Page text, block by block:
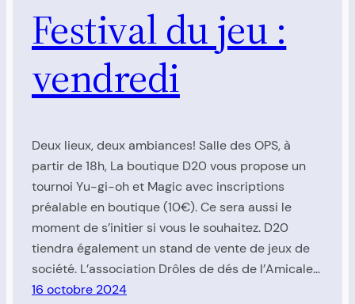
Festival du jeu :
vendredi
Deux lieux, deux ambiances! Salle des OPS, à
partir de 18h, La boutique D20 vous propose un
tournoi Yu-gi-oh et Magic avec inscriptions
préalable en boutique (10€). Ce sera aussi le
moment de s’initier si vous le souhaitez. D20
tiendra également un stand de vente de jeux de
société. L’association Drôles de dés de l’Amicale…
16 octobre 2024